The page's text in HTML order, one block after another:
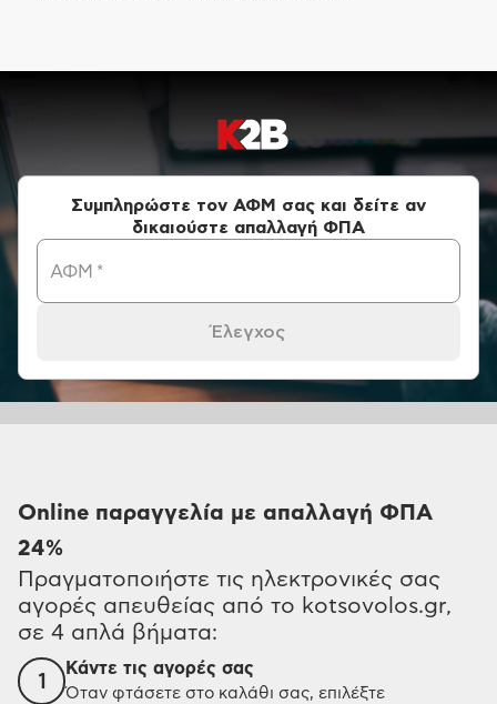
Συμπληρώστε τον ΑΦΜ σας και δείτε αν
δικαιούστε απαλλαγή ΦΠΑ
ΑΦΜ *
Έλεγχος
Online παραγγελία με απαλλαγή ΦΠΑ
24%
Πραγματοποιήστε τις ηλεκτρονικές σας
αγορές απευθείας από το kotsovolos.gr,
σε 4 απλά βήματα:
1
Κάντε τις αγορές σας
Όταν φτάσετε στο καλάθι σας, επιλέξτε